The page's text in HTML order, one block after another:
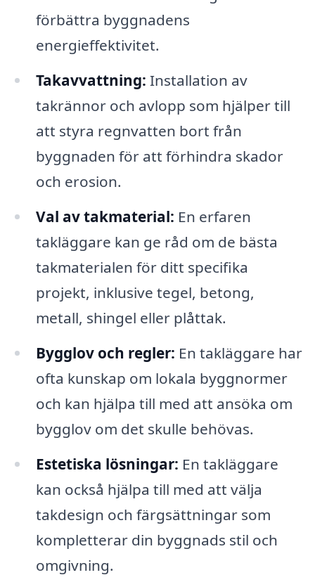
förbättra byggnadens
energieffektivitet.
Takavvattning: Installation av
takrännor och avlopp som hjälper till
att styra regnvatten bort från
byggnaden för att förhindra skador
och erosion.
Val av takmaterial: En erfaren
takläggare kan ge råd om de bästa
takmaterialen för ditt specifika
projekt, inklusive tegel, betong,
metall, shingel eller plåttak.
Bygglov och regler: En takläggare har
ofta kunskap om lokala byggnormer
och kan hjälpa till med att ansöka om
bygglov om det skulle behövas.
Estetiska lösningar: En takläggare
kan också hjälpa till med att välja
takdesign och färgsättningar som
kompletterar din byggnads stil och
omgivning.